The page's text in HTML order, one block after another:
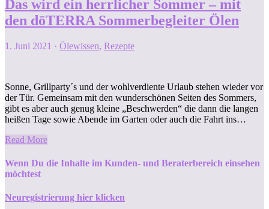
Das wird ein herrlicher Sommer – mit
den dōTERRA Sommerbegleiter Ölen
1. Juni 2021 · Ölewissen, Rezepte
Sonne, Grillparty´s und der wohlverdiente Urlaub stehen wieder vor
der Tür. Gemeinsam mit den wunderschönen Seiten des Sommers,
gibt es aber auch genug kleine „Beschwerden“ die dann die langen
heißen Tage sowie Abende im Garten oder auch die Fahrt ins…
Read More
Wenn Du die Inhalte im Kunden- und Beraterbereich einsehen
möchtest
Neuregistrierung hier klicken